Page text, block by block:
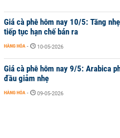
Giá cà phê hôm nay 10/5: Tăng
tiếp tục hạn chế bán ra
HÀNG HÓA - 10-05-2026
Giá cà phê hôm nay 9/5: Arabica
đầu giảm nhẹ
HÀNG HÓA - 09-05-2026